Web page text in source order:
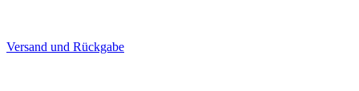
Versand und Rückgabe